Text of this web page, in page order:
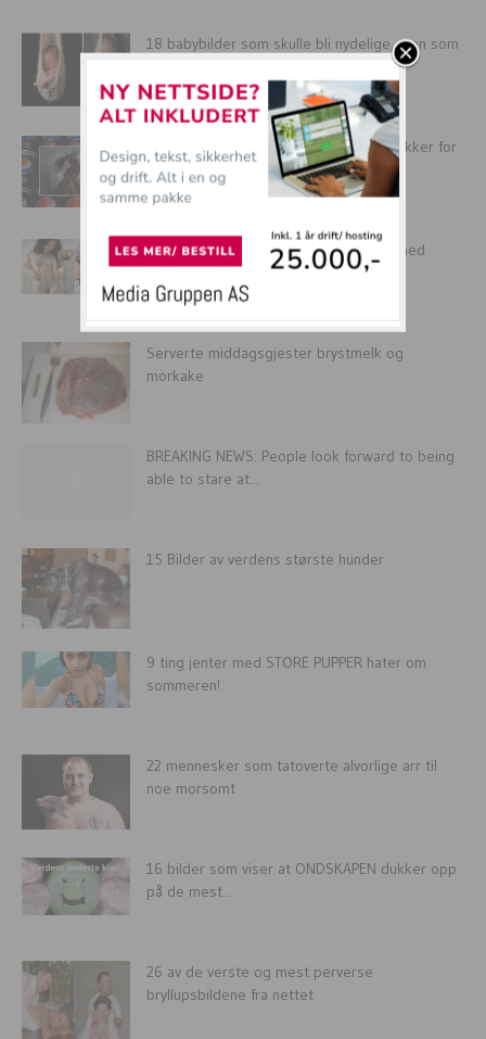
18 babybilder som skulle bli nydelige, men som
SISTE NYTT: Åpner flere avrusnings-klinikker for
Pepsimax-avhengige i Norge
16 kjendiser som synes det er STILIG med
skikkelig cameltoe!
Serverte middagsgjester brystmelk og
morkake
BREAKING NEWS: People look forward to being
able to stare at...
15 Bilder av verdens største hunder
9 ting jenter med STORE PUPPER hater om
sommeren!
22 mennesker som tatoverte alvorlige arr til
noe morsomt
16 bilder som viser at ONDSKAPEN dukker opp
på de mest...
26 av de verste og mest perverse
bryllupsbildene fra nettet